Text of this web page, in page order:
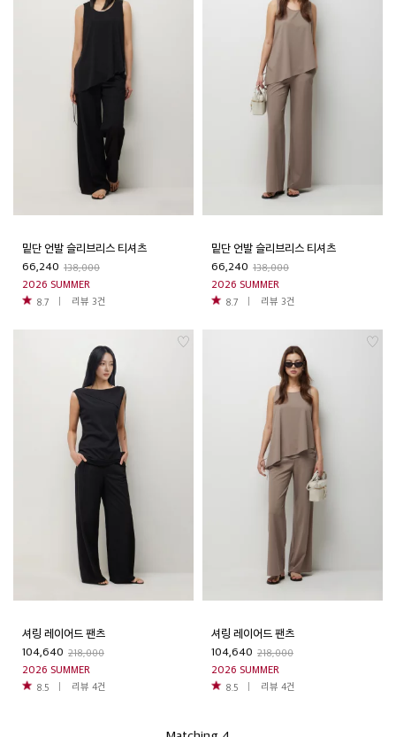
밑단 언발 슬리브리스 티셔츠
66,240 138,000
2026 SUMMER
8.7 리뷰 3건
밑단 언발 슬리브리스 티셔츠
66,240 138,000
2026 SUMMER
8.7 리뷰 3건
셔링 레이어드 팬츠
104,640 218,000
2026 SUMMER
8.5 리뷰 4건
셔링 레이어드 팬츠
104,640 218,000
2026 SUMMER
8.5 리뷰 4건